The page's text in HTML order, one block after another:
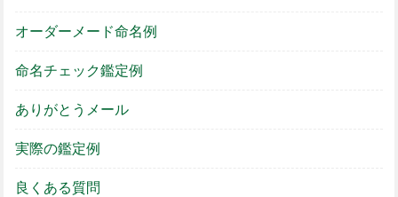
オーダーメード命名例
命名チェック鑑定例
ありがとうメール
実際の鑑定例
良くある質問